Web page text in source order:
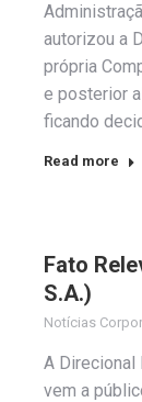
autorizou a
própria
e posterior
ficando
Read more
Fato
S.A.)
Notícias
A Direcional
vem a